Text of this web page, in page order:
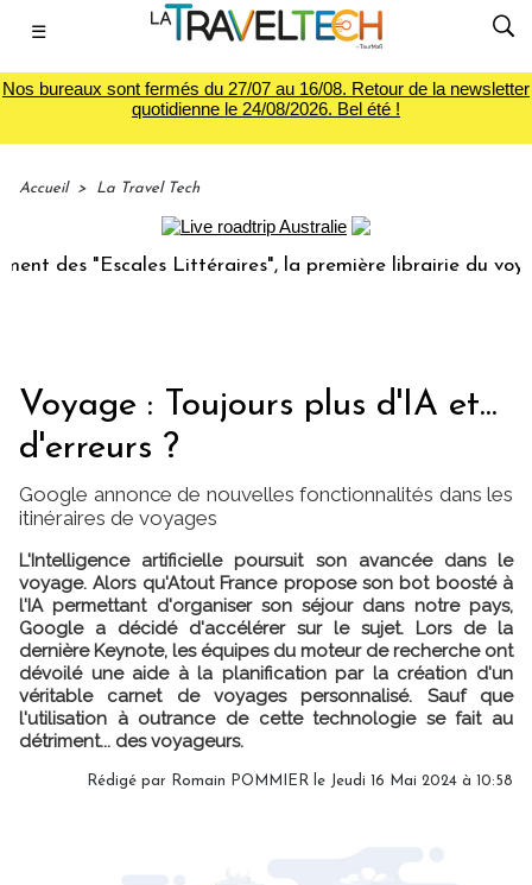
☰
Nos bureaux sont fermés du 27/07 au 16/08. Retour de la newsletter
quotidienne le 24/08/2026. Bel été !
Accueil > La Travel Tech
Littéraires", la première librairie du voyage
Voyage : Toujours plus d'IA et...
d'erreurs ?
Google annonce de nouvelles fonctionnalités dans les
itinéraires de voyages
L'Intelligence artificielle poursuit son avancée dans le
voyage. Alors qu'Atout France propose son bot boosté à
l'IA permettant d'organiser son séjour dans notre pays,
Google a décidé d'accélérer sur le sujet. Lors de la
dernière Keynote, les équipes du moteur de recherche ont
dévoilé une aide à la planification par la création d'un
véritable carnet de voyages personnalisé. Sauf que
l'utilisation à outrance de cette technologie se fait au
détriment... des voyageurs.
Rédigé par Romain POMMIER le Jeudi 16 Mai 2024 à 10:58